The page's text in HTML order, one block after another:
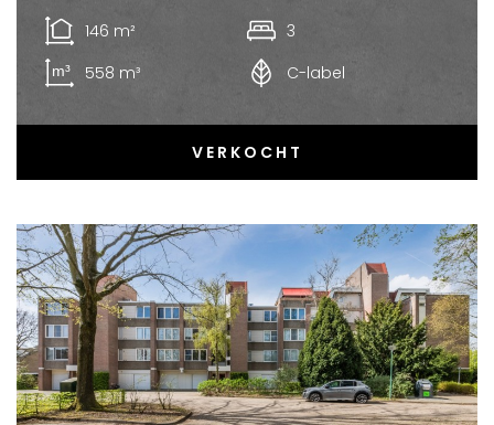
146 m²
3
558 m³
C-label
VERKOCHT